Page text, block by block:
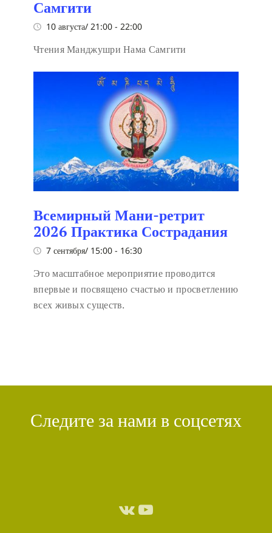
Самгити
10 августа/ 21:00 - 22:00
Чтения Манджушри Нама Самгити
Всемирный Мани-ретрит
2026 Практика Сострадания
7 сентября/ 15:00 - 16:30
Это масштабное мероприятие проводится
впервые и посвящено счастью и просветлению
всех живых существ.
Следите за нами в соцсетях